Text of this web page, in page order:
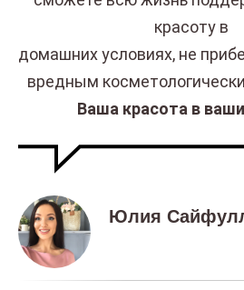
красоту в
домашних условиях, не
вредным
Ваша красота в
Юлия